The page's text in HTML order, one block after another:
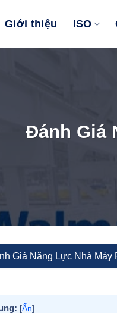
Giới thiệu ISO
Đánh Giá
Giá Năng Lực Nhà Máy
[Ẩn]